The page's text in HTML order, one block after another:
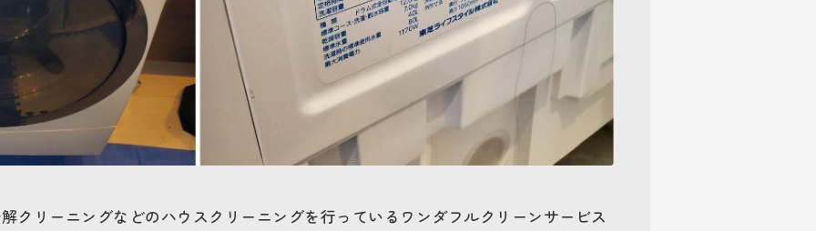
クリーニングなどのハウスクリーニングを行っているワンダフルクリーンサービス